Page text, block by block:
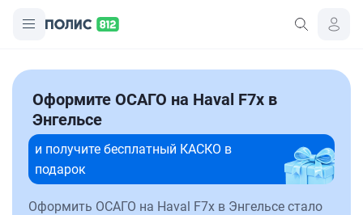
Оформите ОСАГО на Haval F7x в
Энгельсе
и получите бесплатный КАСКО в
подарок
Оформить ОСАГО на Haval F7x в Энгельсе стало